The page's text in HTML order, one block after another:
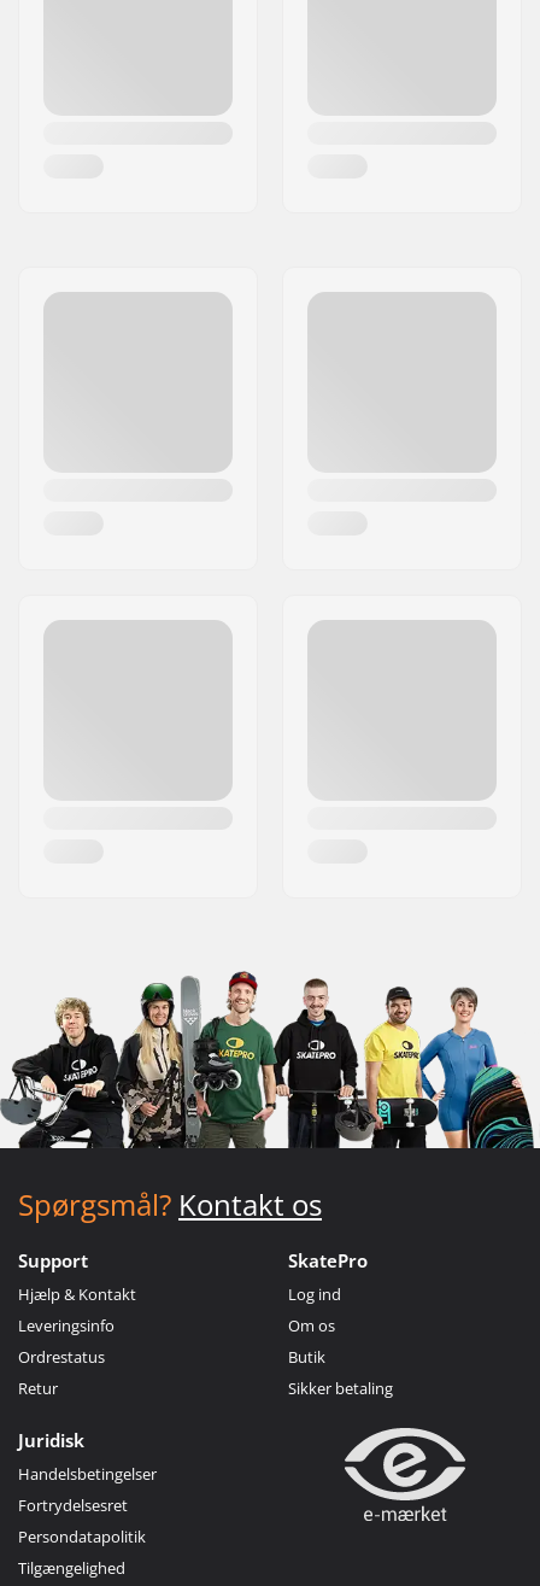
Spørgsmål? Kontakt os
Support
Hjælp & Kontakt
Leveringsinfo
Ordrestatus
Retur
SkatePro
Log ind
Om os
Butik
Sikker betaling
Juridisk
Handelsbetingelser
Fortrydelsesret
Persondatapolitik
Tilgængelighed